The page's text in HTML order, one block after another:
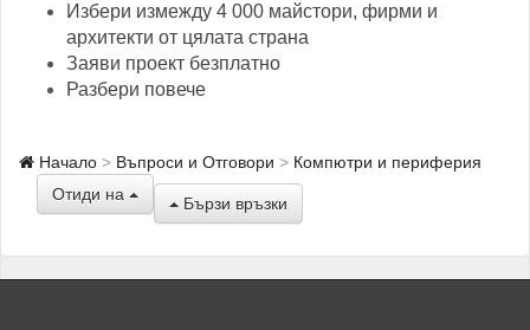
Избери измежду 4 000 майстори, фирми и
архитекти от цялата страна
Заяви проект безплатно
Разбери повече
Начало Въпроси и Отговори
Компютри и периферия
Отиди на
Бързи връзки